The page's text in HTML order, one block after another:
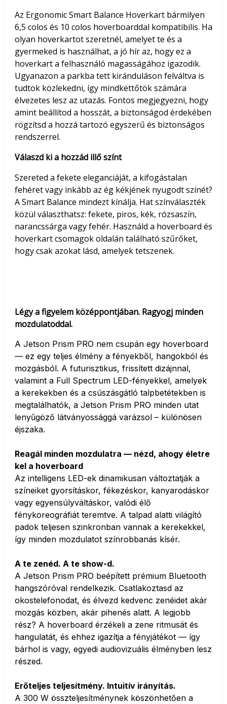
Az Ergonomic Smart Balance Hoverkart bármilyen
6,5 colos és 10 colos hoverboarddal kompatibilis. Ha
olyan hoverkartot szeretnél, amelyet te és a
gyermeked is használhat, a jó hír az, hogy ez a
hoverkart a felhasználó magasságához igazodik.
Ugyanazon a parkba tett kiránduláson felváltva is
tudtok közlekedni, így mindkettőtök számára
élvezetes lesz az utazás. Fontos megjegyezni, hogy
amint beállítod a hosszát, a biztonságod érdekében
rögzítsd a hozzá tartozó egyszerű és biztonságos
rendszerrel.
Válaszd ki a hozzád illő színt
Szereted a fekete eleganciáját, a kifogástalan
fehéret vagy inkább az ég kékjének nyugodt színét?
A Smart Balance mindezt kínálja. Hat színválaszték
közül választhatsz: fekete, piros, kék, rózsaszín,
narancssárga vagy fehér. Használd a hoverboard és
hoverkart csomagok oldalán található szűrőket,
hogy csak azokat lásd, amelyek tetszenek.
Légy a figyelem középpontjában. Ragyogj minden
mozdulatoddal.
A Jetson Prism PRO nem csupán egy hoverboard
— ez egy teljes élmény a fényekből, hangokból és
mozgásból. A futurisztikus, frissített dizájnnal,
valamint a Full Spectrum LED-fényekkel, amelyek
a kerekekben és a csúszásgátló talpbetétekben is
megtalálhatók, a Jetson Prism PRO minden utat
lenyűgöző látványossággá varázsol – különösen
éjszaka.
Reagál minden mozdulatra — nézd, ahogy életre
kel a hoverboard
Az intelligens LED-ek dinamikusan változtatják a
színeiket gyorsításkor, fékezéskor, kanyarodáskor
vagy egyensúlyváltáskor, valódi élő
fénykoreográfiát teremtve. A talpad alatti világító
padok teljesen szinkronban vannak a kerekekkel,
így minden mozdulatot színrobbanás kísér.
A te zenéd. A te show-d.
A Jetson Prism PRO beépített prémium Bluetooth
hangszóróval rendelkezik. Csatlakoztasd az
okostelefonodat, és élvezd kedvenc zenéidet akár
mozgás közben, akár pihenés alatt. A legjobb
rész? A hoverboard érzékeli a zene ritmusát és
hangulatát, és ehhez igazítja a fényjátékot — így
bárhol is vagy, egyedi audiovizuális élményben lesz
részed.
Erőteljes teljesítmény. Intuitív irányítás.
A 300 W összteljesítménynek köszönhetően a